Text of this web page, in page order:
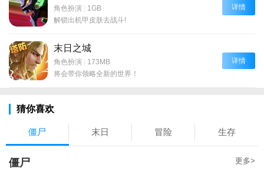
角色扮演 | 1GB
解锁出机甲皮肤去战斗!
详情
末日之城
角色扮演 | 173MB
将会带你领略全新的世界！
详情
猜你喜欢
僵尸 末日 冒险 生存
僵尸 更多>